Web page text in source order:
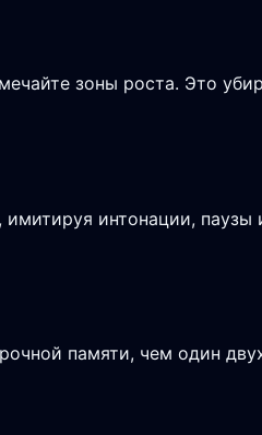
зоны роста. Это
интонации, паузы
памяти, чем один